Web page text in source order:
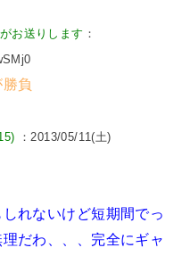
お送りします ：
負
：2013/05/11(土)
れないけど短期間でっ
だわ、、、完全にギャ